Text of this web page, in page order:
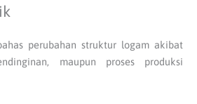
perubahan struktur logam akibat
maupun proses produksi